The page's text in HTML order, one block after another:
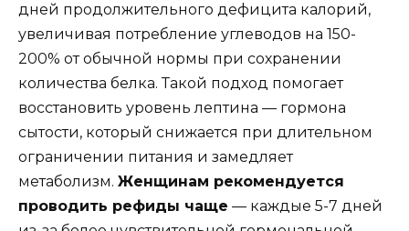
дней продолжительного дефицита калорий,
увеличивая потребление углеводов на 150-
200% от обычной нормы при сохранении
количества белка. Такой подход помогает
восстановить уровень лептина — гормона
сытости, который снижается при длительном
ограничении питания и замедляет
метаболизм. Женщинам рекомендуется
проводить рефиды чаще — каждые 5-7 дней